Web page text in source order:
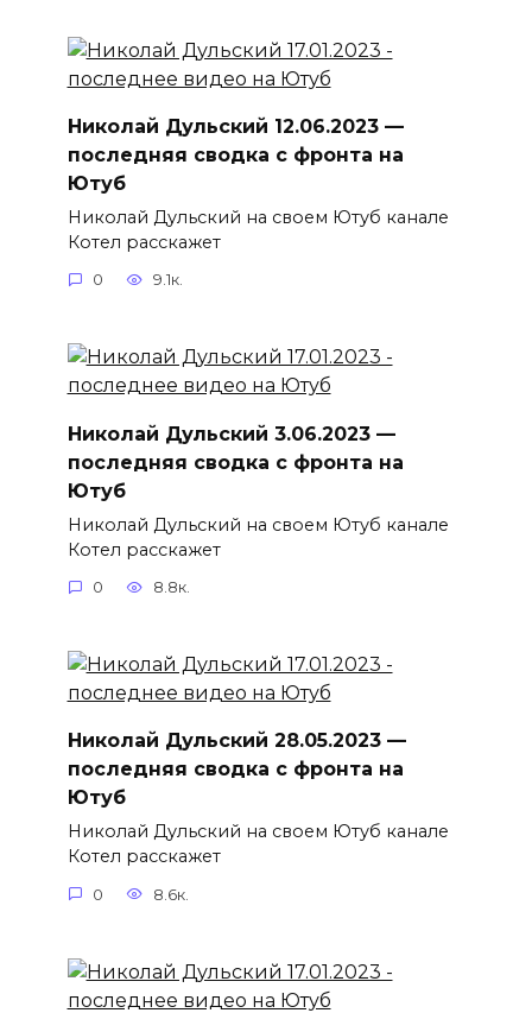
Николай Дульский 12.06.2023 —
последняя сводка с фронта на
Ютуб
Николай Дульский на своем Ютуб канале
Котел расскажет
0 9.1к.
Николай Дульский 3.06.2023 —
последняя сводка с фронта на
Ютуб
Николай Дульский на своем Ютуб канале
Котел расскажет
0 8.8к.
Николай Дульский 28.05.2023 —
последняя сводка с фронта на
Ютуб
Николай Дульский на своем Ютуб канале
Котел расскажет
0 8.6к.